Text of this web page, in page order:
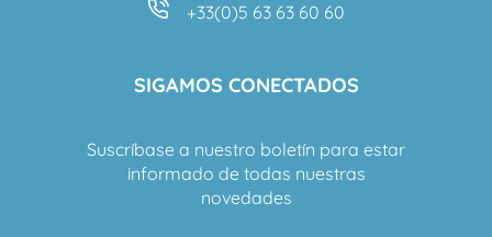
+33(0)5 63 63 60 60
SIGAMOS CONECTADOS
Suscríbase a nuestro boletín para estar
informado de todas nuestras
novedades